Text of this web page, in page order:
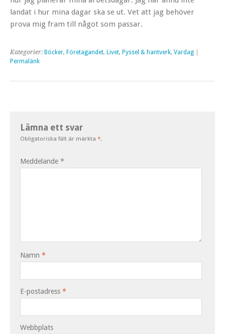
landat i hur mina dagar ska se ut. Vet att jag behöver
prova mig fram till något som passar.
Kategorier: Böcker, Företagandet, Livet, Pyssel & hantverk, Vardag
Permalänk
Lämna ett svar
Obligatoriska fält är märkta *.
Meddelande *
Namn *
E-postadress *
Webbplats